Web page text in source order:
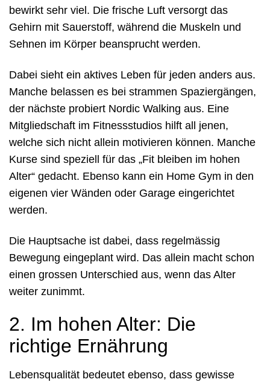
bewirkt sehr viel. Die frische Luft versorgt das
Gehirn mit Sauerstoff, während die Muskeln und
Sehnen im Körper beansprucht werden.
Dabei sieht ein aktives Leben für jeden anders aus.
Manche belassen es bei strammen Spaziergängen,
der nächste probiert Nordic Walking aus. Eine
Mitgliedschaft im Fitnessstudios hilft all jenen,
welche sich nicht allein motivieren können. Manche
Kurse sind speziell für das „Fit bleiben im hohen
Alter“ gedacht. Ebenso kann ein Home Gym in den
eigenen vier Wänden oder Garage eingerichtet
werden.
Die Hauptsache ist dabei, dass regelmässig
Bewegung eingeplant wird. Das allein macht schon
einen grossen Unterschied aus, wenn das Alter
weiter zunimmt.
2. Im hohen Alter: Die
richtige Ernährung
Lebensqualität bedeutet ebenso, dass gewisse